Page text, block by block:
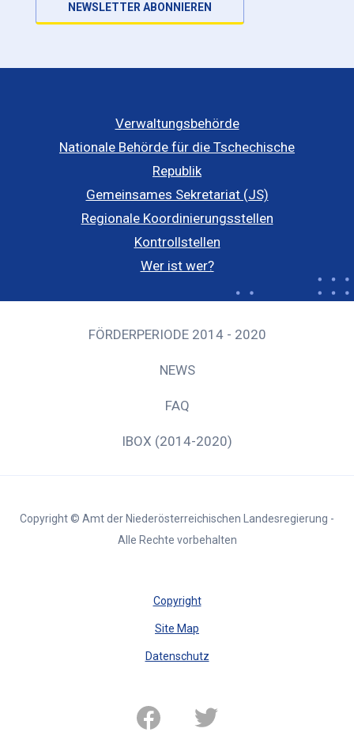
NEWSLETTER ABONNIEREN
Verwaltungsbehörde
Nationale Behörde für die Tschechische
Republik
Gemeinsames Sekretariat (JS)
Regionale Koordinierungsstellen
Kontrollstellen
Wer ist wer?
FÖRDERPERIODE 2014 - 2020
NEWS
FAQ
IBOX (2014-2020)
Copyright © Amt der Niederösterreichischen Landesregierung -
Alle Rechte vorbehalten
Copyright
Site Map
Datenschutz